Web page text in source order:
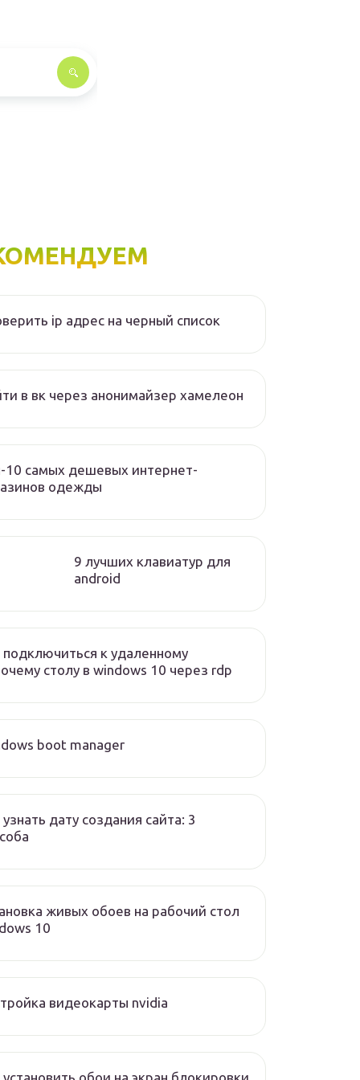
ip адрес на черный список
в вк через анонимайзер хамелеон
10 самых дешевых интернет-
одежды
9 лучших клавиатур для
android
подключиться к удаленному
столу в windows 10 через rdp
boot manager
узнать дату создания сайта: 3
живых обоев на рабочий стол
10
видеокарты nvidia